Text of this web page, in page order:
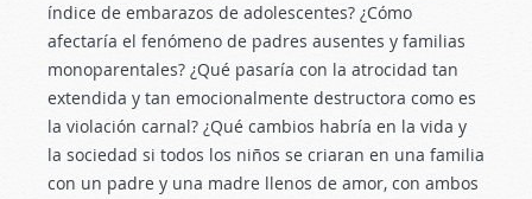
índice de embarazos de adolescentes? ¿Cómo
afectaría el fenómeno de padres ausentes y familias
monoparentales? ¿Qué pasaría con la atrocidad tan
extendida y tan emocionalmente destructora como es
la violación carnal? ¿Qué cambios habría en la vida y
la sociedad si todos los niños se criaran en una familia
con un padre y una madre llenos de amor, con ambos